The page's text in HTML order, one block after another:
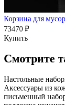
Корзина для
73470 ₽
Купить
Смотрите
Настольные
Аксессуары из
письменный